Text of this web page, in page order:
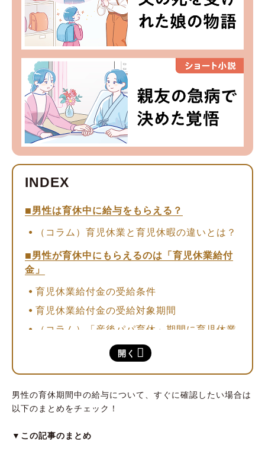
開く
男性は育休中に給与をもらえる？
（コラム）育児休業と育児休暇の違いとは？
男性が育休中にもらえるのは「育児休業給付
金」
育児休業給付金の受給条件
育児休業給付金の受給対象期間
（コラム）「産後パパ育休」期間に育児休業
給付金を受給する条件
育児休業給付金の申請方法
育休期間中は社会保険料が免除される
【2025年4月】給付額が手取りの10割相当に
男性の育休期間中の給与について、すぐに確認したい場合は
以下のまとめをチェック！
▼この記事のまとめ